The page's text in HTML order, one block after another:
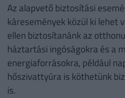
Az alapvető biztosítási
káresemények közül ki lehet
ellen biztosítanánk az
háztartási ingóságokra és a
energiaforrásokra, például
hőszivattyúra is köthetünk
is.